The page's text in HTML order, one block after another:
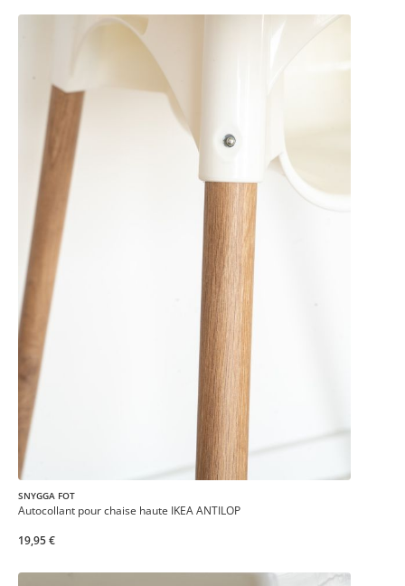
SNYGGA FOT
Autocollant pour chaise haute IKEA ANTILOP
19,95 €